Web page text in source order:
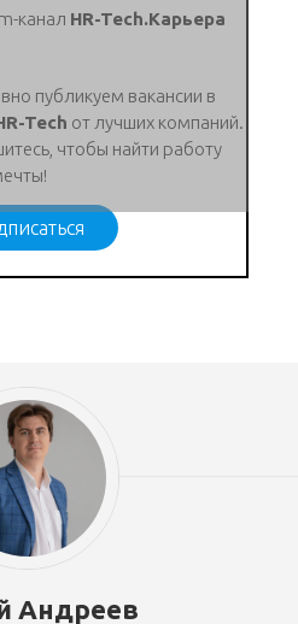
канал HR-Tech.Карьера
публикуем вакансии в
Tech от лучших компаний.
чтобы найти работу
Андреев